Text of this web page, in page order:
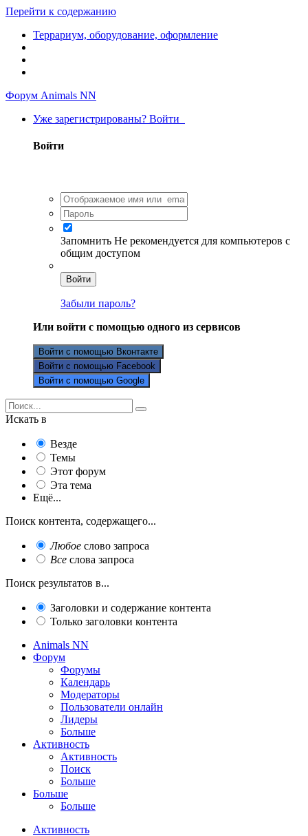
Перейти к содержанию
Террариум, оборудование, оформление
Форум Animals NN
Уже зарегистрированы? Войти
Войти
Запомнить Не рекомендуется для компьютеров с
общим доступом
Войти
Забыли пароль?
Или войти с помощью одного из сервисов
Войти с помощью Вконтакте
Войти с помощью Facebook
Войти с помощью Google
Искать в
Везде
Темы
Этот форум
Эта тема
Ещё...
Поиск контента, содержащего...
Любое слово запроса
Все слова запроса
Поиск результатов в...
Заголовки и содержание контента
Только заголовки контента
Animals NN
Форум
Форумы
Календарь
Модераторы
Пользователи онлайн
Лидеры
Больше
Активность
Активность
Поиск
Больше
Больше
Больше
Активность